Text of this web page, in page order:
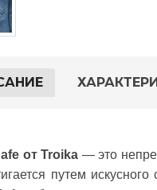
от Troika — это
путем